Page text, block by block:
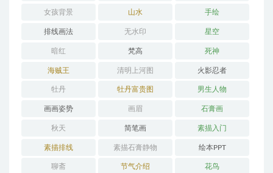
女孩背景 山水 手绘
排线画法 无水印 星空
暗红 梵高 死神
海贼王 清明上河图 火影忍者
牡丹 牡丹富贵图 男生人物
画画姿势 画眉 石膏画
秋天 简笔画 素描入门
素描排线 素描石膏静物 绘本PPT
聊斋 节气介绍 花鸟